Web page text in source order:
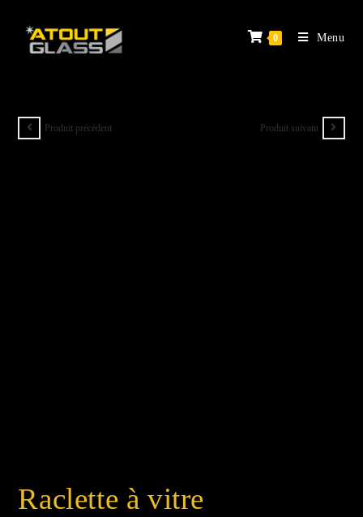
0 Menu
Produit précédent Produit suivant
Raclette à vitre